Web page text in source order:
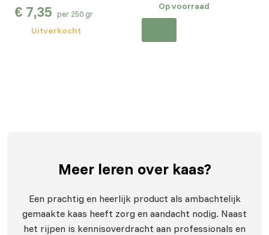
€ 7,35 per 250 gr
Uitverkocht
Op voorraad
Meer leren over kaas?
Een prachtig en heerlijk product als ambachtelijk
gemaakte kaas heeft zorg en aandacht nodig. Naast
het rijpen is kennisoverdracht aan professionals en